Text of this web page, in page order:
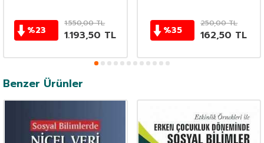
%23
1.550,00TL
1.193,50 TL %35
250,00TL
162,50 TL
Benzer Ürünler